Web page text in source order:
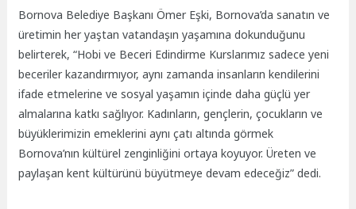
Bornova Belediye Başkanı Ömer Eşki, Bornova’da sanatın ve
üretimin her yaştan vatandaşın yaşamına dokunduğunu
belirterek, “Hobi ve Beceri Edindirme Kurslarımız sadece yeni
beceriler kazandırmıyor, aynı zamanda insanların kendilerini
ifade etmelerine ve sosyal yaşamın içinde daha güçlü yer
almalarına katkı sağlıyor. Kadınların, gençlerin, çocukların ve
büyüklerimizin emeklerini aynı çatı altında görmek
Bornova’nın kültürel zenginliğini ortaya koyuyor. Üreten ve
paylaşan kent kültürünü büyütmeye devam edeceğiz” dedi.